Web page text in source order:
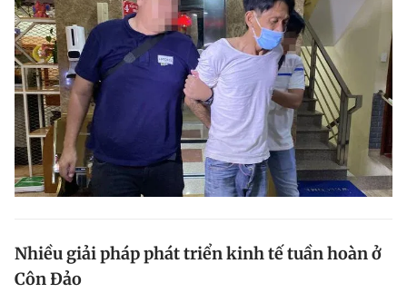
Nhiều giải pháp phát triển kinh tế tuần hoàn ở
Côn Đảo